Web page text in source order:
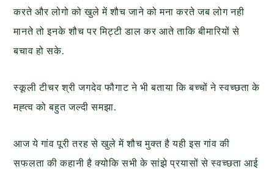
करते और लोगो को खुले में शौच जाने को मना करते जब लोग नही
मानते तो इनके शौच पर मिट्टी डाल कर आते ताकि बीमारियों से
बचाव हो सके.
स्कूली टीचर श्री जगदेव फौगाट ने भी बताया कि बच्चों ने स्वच्छता के
मह्त्व को बहुत जल्दी समझा.
आज ये गांव पूरी तरह से खुले में शौच मुक्त है यही इस गांव की
सफलता की कहानी है क्योकि सभी के सांझे प्रयासों से स्वच्छता आई